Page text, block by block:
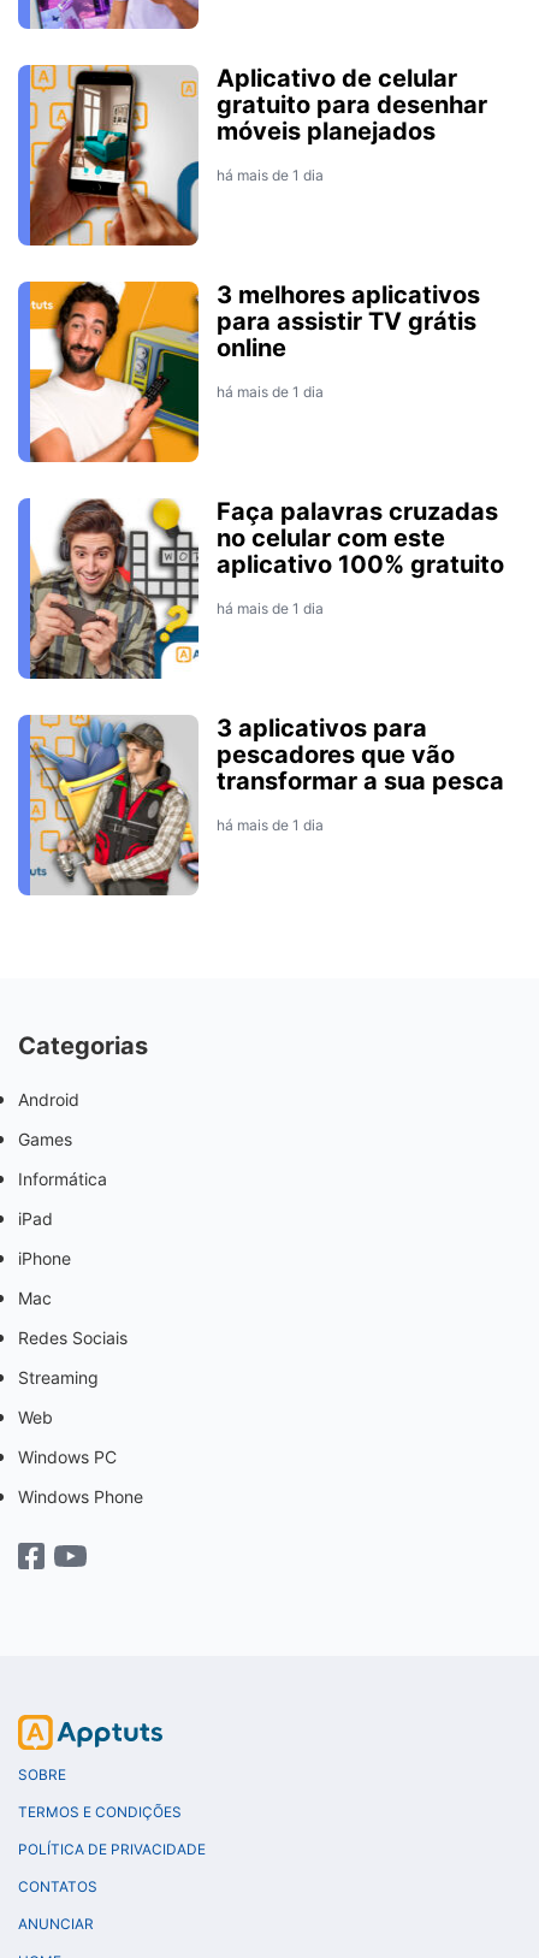
Aplicativo de celular
gratuito para desenhar
móveis planejados
há mais de 1 dia
3 melhores aplicativos
para assistir TV grátis
online
há mais de 1 dia
Faça palavras cruzadas
no celular com este
aplicativo 100% gratuito
há mais de 1 dia
3 aplicativos para
pescadores que vão
transformar a sua pesca
há mais de 1 dia
Categorias
Android
Games
Informática
iPad
iPhone
Mac
Redes Sociais
Streaming
Web
Windows PC
Windows Phone
SOBRE
TERMOS E CONDIÇÕES
POLÍTICA DE PRIVACIDADE
CONTATOS
ANUNCIAR